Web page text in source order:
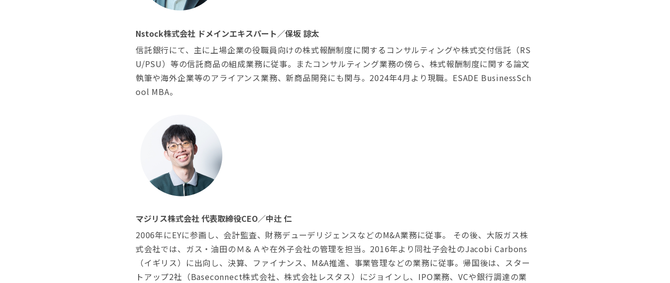
Nstock株式会社 ドメインエキスパート／保坂 諒太
信託銀行にて、主に上場企業の役職員向けの株式報酬制度に関するコンサルティングや株式交付信託（RS
U/PSU）等の信託商品の組成業務に従事。またコンサルティング業務の傍ら、株式報酬制度に関する論文
執筆や海外企業等のアライアンス業務、新商品開発にも関与。2024年4月より現職。ESADE BusinessSch
ool MBA。
マジリス株式会社 代表取締役CEO／中辻 仁
2006年にEYに参画し、会計監査、財務デューデリジェンスなどのM&A業務に従事。 その後、大阪ガス株
式会社では、ガス・油田のＭ＆Ａや在外子会社の管理を担当。2016年より同社子会社のJacobi Carbons
（イギリス）に出向し、決算、ファイナンス、M&A推進、事業管理などの業務に従事。帰国後は、スター
トアップ2社（Baseconnect株式会社、株式会社レスタス）にジョインし、IPO業務、VCや銀行調達の業